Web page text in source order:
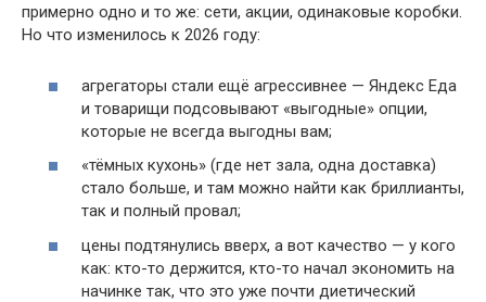
примерно одно и то же: сети, акции, одинаковые коробки.
Но что изменилось к 2026 году:
агрегаторы стали ещё агрессивнее — Яндекс Еда
и товарищи подсовывают «выгодные» опции,
которые не всегда выгодны вам;
«тёмных кухонь» (где нет зала, одна доставка)
стало больше, и там можно найти как бриллианты,
так и полный провал;
цены подтянулись вверх, а вот качество — у кого
как: кто-то держится, кто-то начал экономить на
начинке так, что это уже почти диетический